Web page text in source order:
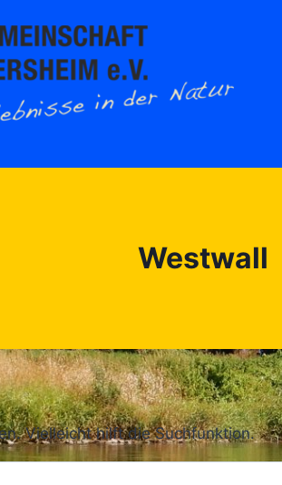
Westwall
Vielleicht hilft die Suchfunktion.